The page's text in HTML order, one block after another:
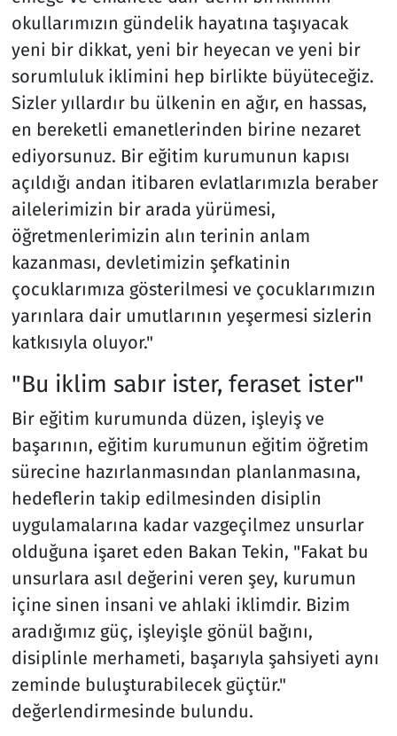
okullarımızın gündelik hayatına taşıyacak
yeni bir dikkat, yeni bir heyecan ve yeni bir
sorumluluk iklimini hep birlikte büyüteceğiz.
Sizler yıllardır bu ülkenin en ağır, en hassas,
en bereketli emanetlerinden birine nezaret
ediyorsunuz. Bir eğitim kurumunun kapısı
açıldığı andan itibaren evlatlarımızla beraber
ailelerimizin bir arada yürümesi,
öğretmenlerimizin alın terinin anlam
kazanması, devletimizin şefkatinin
çocuklarımıza gösterilmesi ve çocuklarımızın
yarınlara dair umutlarının yeşermesi sizlerin
katkısıyla oluyor."
"Bu iklim sabır ister, feraset ister"
Bir eğitim kurumunda düzen, işleyiş ve
başarının, eğitim kurumunun eğitim öğretim
sürecine hazırlanmasından planlanmasına,
hedeflerin takip edilmesinden disiplin
uygulamalarına kadar vazgeçilmez unsurlar
olduğuna işaret eden Bakan Tekin, "Fakat bu
unsurlara asıl değerini veren şey, kurumun
içine sinen insani ve ahlaki iklimdir. Bizim
aradığımız güç, işleyişle gönül bağını,
disiplinle merhameti, başarıyla şahsiyeti aynı
zeminde buluşturabilecek güçtür."
değerlendirmesinde bulundu.